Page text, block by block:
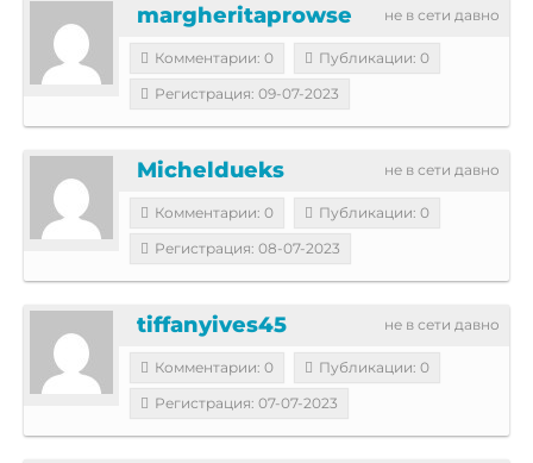
не в сети давно
margheritaprowse
Комментарии: 0
Публикации: 0
Регистрация: 09-07-2023
не в сети давно
Micheldueks
Комментарии: 0
Публикации: 0
Регистрация: 08-07-2023
не в сети давно
tiffanyives45
Комментарии: 0
Публикации: 0
Регистрация: 07-07-2023